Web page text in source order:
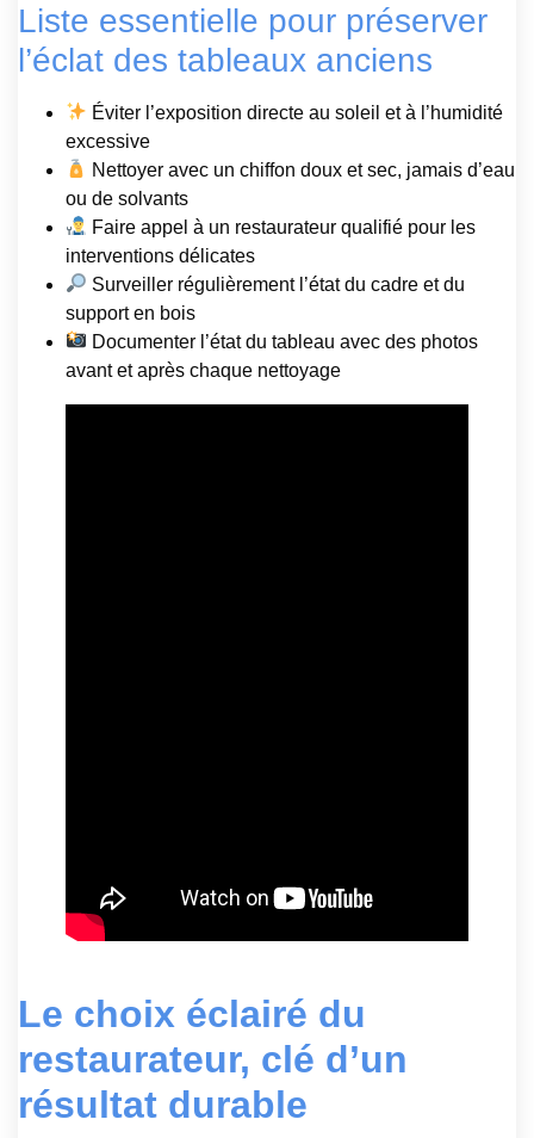
Liste essentielle pour préserver
l’éclat des tableaux anciens
Éviter l’exposition directe au soleil et à l’humidité
excessive
Nettoyer avec un chiffon doux et sec, jamais d’eau
ou de solvants
Faire appel à un restaurateur qualifié pour les
interventions délicates
Surveiller régulièrement l’état du cadre et du
support en bois
Documenter l’état du tableau avec des photos
avant et après chaque nettoyage
Le choix éclairé du
restaurateur, clé d’un
résultat durable